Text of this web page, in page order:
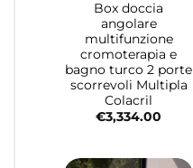
Box doccia
angolare
multifunzione
cromoterapia e
bagno turco 2 porte
scorrevoli Multipla
Colacril
€3,334.00